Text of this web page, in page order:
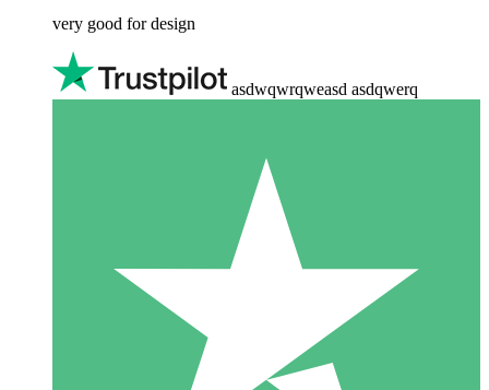
very good for design
asdwqwrqweasd asdqwerq